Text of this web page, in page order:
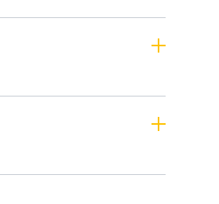
mult timp și este eliminată